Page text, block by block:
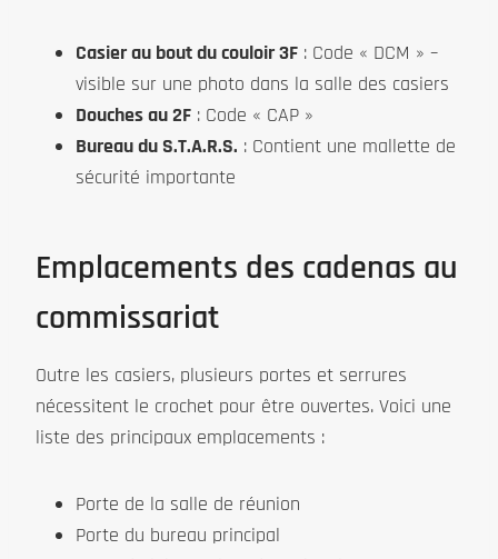
Casier au bout du couloir 3F : Code « DCM » –
visible sur une photo dans la salle des casiers
Douches au 2F : Code « CAP »
Bureau du S.T.A.R.S. : Contient une mallette de
sécurité importante
Emplacements des cadenas au
commissariat
Outre les casiers, plusieurs portes et serrures
nécessitent le crochet pour être ouvertes. Voici une
liste des principaux emplacements :
Porte de la salle de réunion
Porte du bureau principal